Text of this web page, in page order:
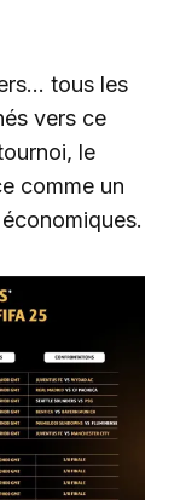
tous les
vers ce
le
comme un